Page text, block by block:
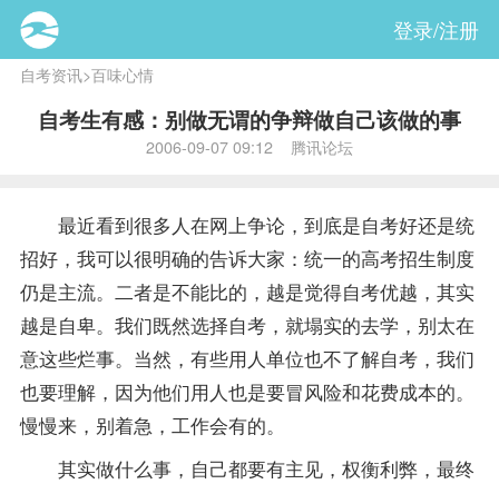
登录/注册
自考资讯>百味心情
自考生有感：别做无谓的争辩做自己该做的事
2006-09-07 09:12 腾讯论坛
最近看到很多人在网上争论，到底是自考好还是统
招好，我可以很明确的告诉大家：统一的高考招生制度
仍是主流。二者是不能比的，越是觉得自考优越，其实
越是自卑。我们既然选择自考，就塌实的去学，别太在
意这些烂事。当然，有些用人单位也不了解自考，我们
也要理解，因为他们用人也是要冒风险和花费成本的。
慢慢来，别着急，工作会有的。
其实做什么事，自己都要有主见，权衡利弊，最终